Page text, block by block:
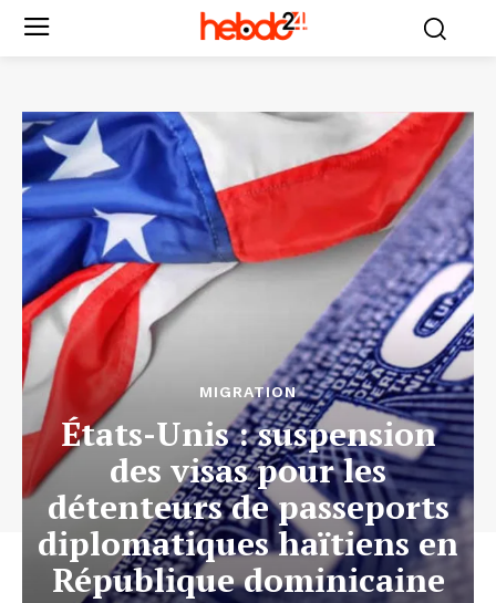
MIGRATION
États-Unis : suspension
des visas pour les
détenteurs de passeports
diplomatiques haïtiens en
République dominicaine